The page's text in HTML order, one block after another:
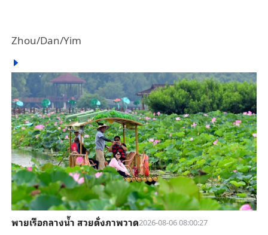
Zhou/Dan/Yim
พายเรือกลางน้ำ สวยดั่งภาพวาด2026-08-06 08:00:27